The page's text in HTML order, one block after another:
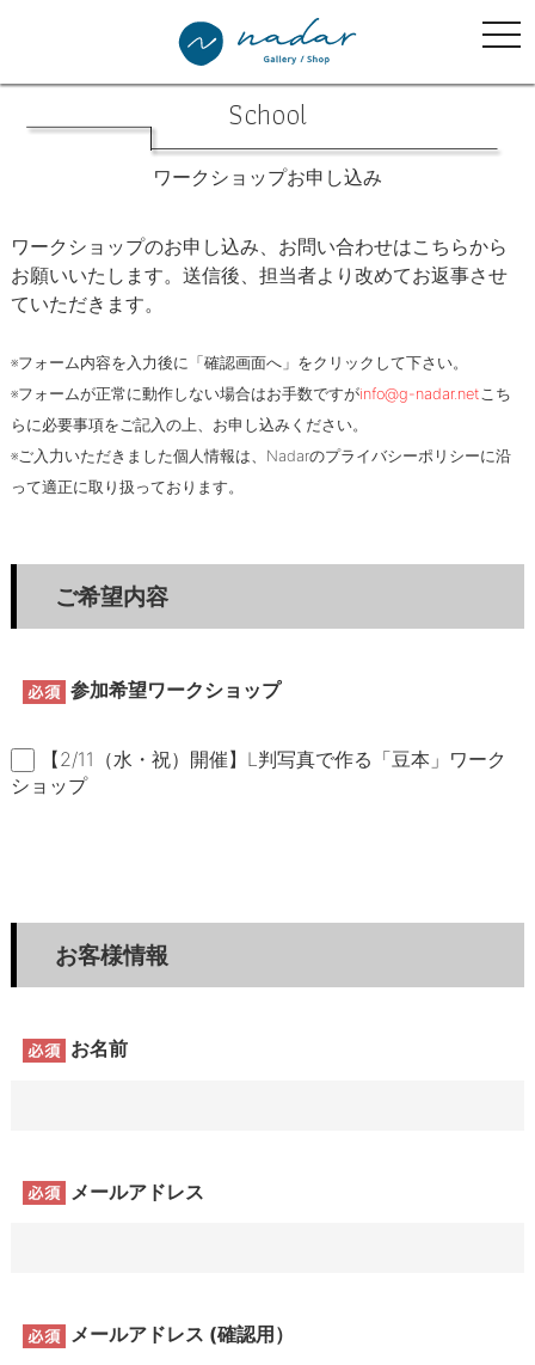
School
ワークショップお申し込み
ワークショップのお申し込み、お問い合わせはこちらから
お願いいたします。送信後、担当者より改めてお返事させ
ていただきます。
※フォーム内容を入力後に「確認画面へ」をクリックして下さい。
※フォームが正常に動作しない場合はお手数ですがinfo@g-nadar.netこち
らに必要事項をご記入の上、お申し込みください。
※ご入力いただきました個人情報は、Nadarのプライバシーポリシーに沿
って適正に取り扱っております。
ご希望内容
参加希望ワークショップ
【2/11（水・祝）開催】L判写真で作る「豆本」ワーク
ショップ
お客様情報
お名前
メールアドレス
メールアドレス (確認用）